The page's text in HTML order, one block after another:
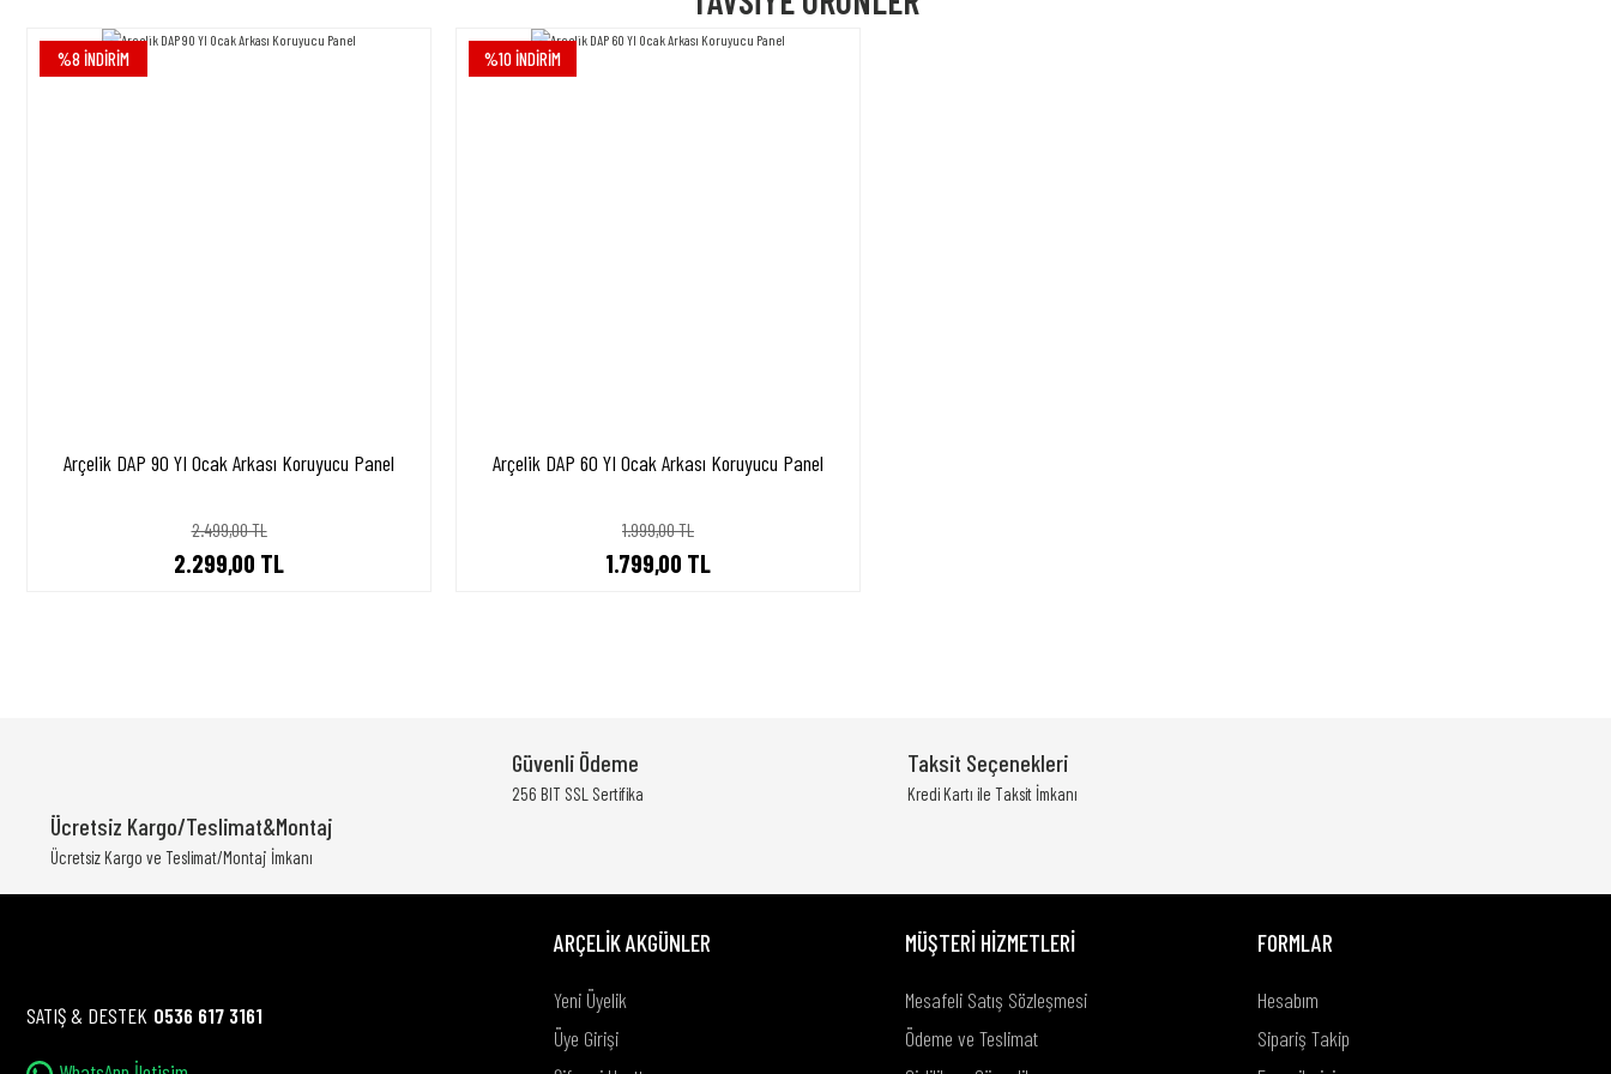
%8 İNDİRİM
Arçelik DAP 90 YI Ocak Arkası Koruyucu Panel
2.499,00 TL
2.299,00 TL
%10 İNDİRİM
Arçelik DAP 60 YI Ocak Arkası Koruyucu Panel
1.999,00 TL
1.799,00 TL
Ücretsiz Kargo/Teslimat&Montaj
Ücretsiz Kargo ve Teslimat/Montaj İmkanı
Güvenli Ödeme
256 BIT SSL Sertifika
Taksit Seçenekleri
Kredi Kartı ile Taksit İmkanı
SATIŞ & DESTEK 0536 617 3161
ARÇELİK AKGÜNLER
Yeni Üyelik
Üye Girişi
MÜŞTERİ HİZMETLERİ
Mesafeli Satış Sözleşmesi
Ödeme ve Teslimat
FORMLAR
Hesabım
Sipariş Takip